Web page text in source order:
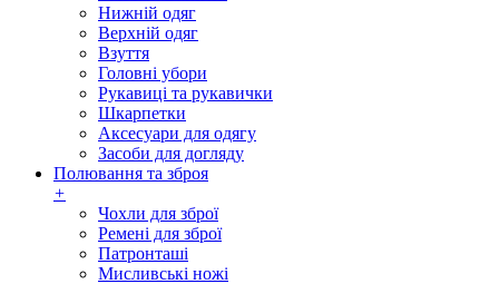
Нижній одяг
Верхній одяг
Взуття
Головні убори
Рукавиці та рукавички
Шкарпетки
Аксесуари для одягу
Засоби для догляду
Полювання та зброя
+
Чохли для зброї
Ремені для зброї
Патронташі
Мисливські ножі